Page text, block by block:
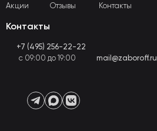
Акции Отзывы Контакты
Контакты
+7 (495) 256-22-22
с 09:00 до 19:00
mail@zaboroff.ru